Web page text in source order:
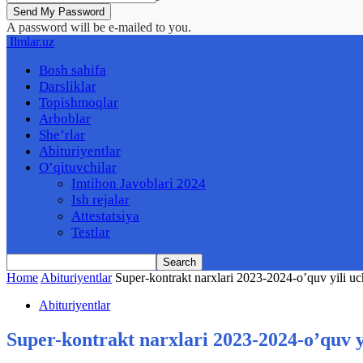
A password will be e-mailed to you.
Ilmlar.uz
Bosh sahifa
Darsliklar
Topishmoqlar
Arboblar
She’rlar
Abituriyentlar
O’qituvchilar
Imtihon Javoblari 2024
Ish rejalar
Attestatsiya
Testlar
Home Abituriyentlar Super-kontrakt narxlari 2023-2024-o’quv yili
Abituriyentlar
Super-kontrakt narxlari 2023-2024-o’quv